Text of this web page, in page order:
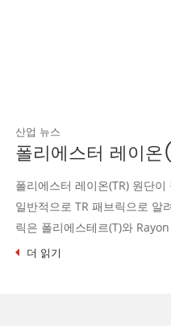
산업 뉴스
섬유 산업의 광활한 별
직물은 독특한 패턴 디
성으로 빛나는 별이 되